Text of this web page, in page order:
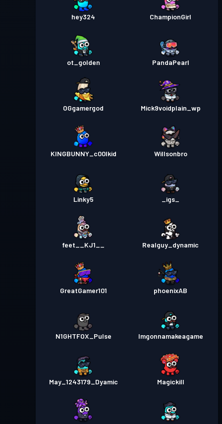
hey324 ChampionGirl
ot_golden PandaPearl
OGgamergod Mick9voidplain_wp
KINGBUNNY_c00lkid Willsonbro
Linky5 _igs_
feet__KJ1__ Realguy_dynamic
GreatGamer101 phoenixAB
N1GHTFOX_Pulse Imgonnamakeagame
May_1243179_Dyamic Magickill